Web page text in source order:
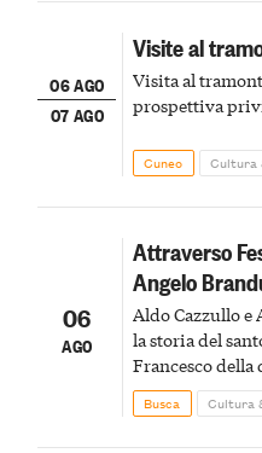
06 AGO
07 AGO
Visite al
Visita al
prospettiva
Cuneo Cultura
06
AGO
Attraverso
Angelo
Aldo Cazzullo
la storia del
Francesco
agli uccelli, le
Busca Cultura